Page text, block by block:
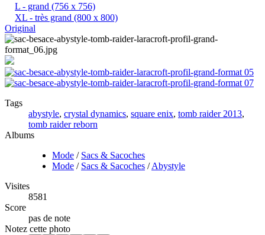
L - grand (756 x 756)
XL - très grand (800 x 800)
Original
Tags
abystyle, crystal dynamics, square enix, tomb raider 2013,
tomb raider reborn
Albums
Mode / Sacs & Sacoches
Mode / Sacs & Sacoches /Abystyle
Visites
8581
Score
pas de note
Notez cette photo